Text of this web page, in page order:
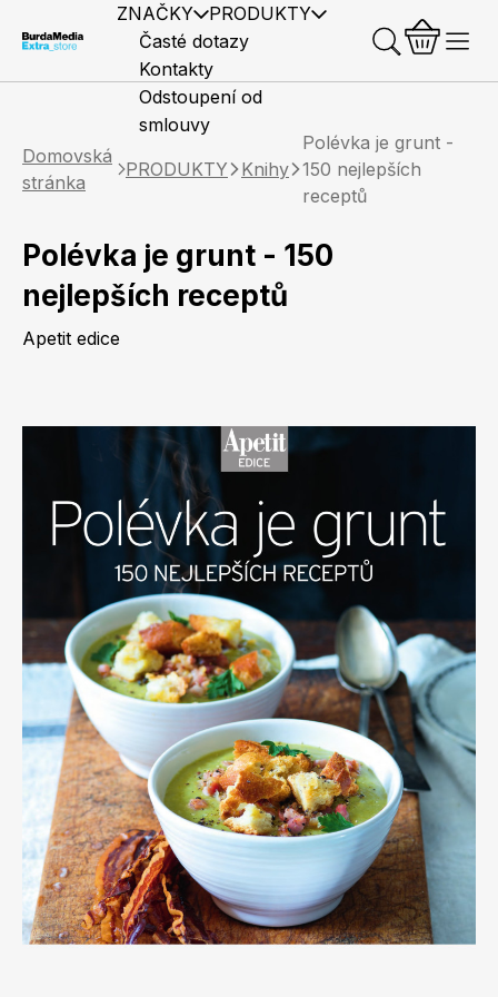
ZNAČKY PRODUKTY
Elle
Marianne
Apetit
Svět ženy
Burda Style
Elle Decoration
Marianne Bydlení
Marianne Venkov & styl
Předplatné časopisů Časopisy
Knihy Merch
Časté dotazy
Kontakty
Odstoupení od
smlouvy
Domovská
stránka
PRODUKTY Knihy
Polévka je grunt -
150 nejlepších
receptů
Polévka je grunt - 150
nejlepších receptů
Apetit edice